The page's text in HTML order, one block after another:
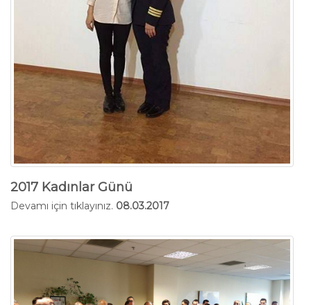
2017 Kadınlar Günü
Devamı için tıklayınız. 08.03.2017